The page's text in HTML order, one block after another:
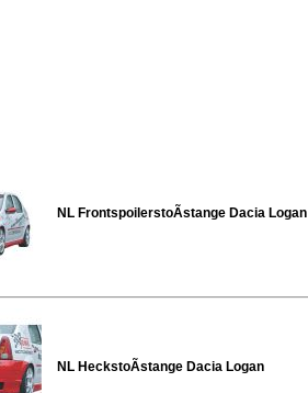
NL FrontspoilerstoÃstange Dacia Logan
NL HeckstoÃstange Dacia Logan